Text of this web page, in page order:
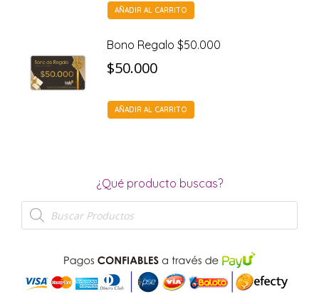
AÑADIR AL CARRITO
Bono Regalo $50.000
$50.000
AÑADIR AL CARRITO
¿Qué producto buscas?
Búsqueda
de
productos